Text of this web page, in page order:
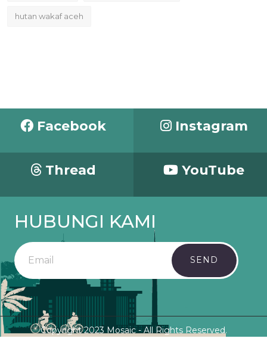
hutan wakaf aceh
Facebook Instagram
Thread YouTube
HUBUNGI KAMI
SEND
Copyright 2023 Mosaic - All Rights Reserved.